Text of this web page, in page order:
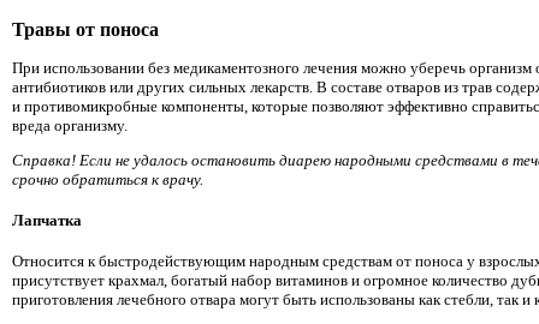
Травы от поноса
При использовании без медикаментозного лечения можно уберечь организм
антибиотиков или других сильных лекарств. В составе отваров из трав
и противомикробные компоненты, которые позволяют эффективно
вреда организму.
Справка! Если не удалось остановить диарею народными средствами в
срочно обратиться к врачу.
Лапчатка
Относится к быстродействующим народным средствам от поноса у
присутствует крахмал, богатый набор витаминов и огромное количество
приготовления лечебного отвара могут быть использованы как стебли, так и